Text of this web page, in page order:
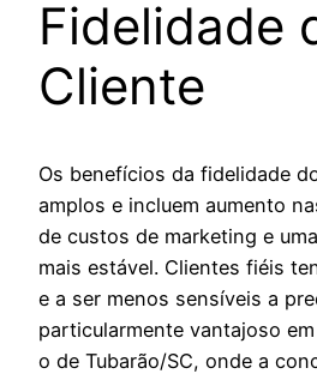
Fidelidade
Cliente
Os benefícios da fidelidade
amplos e incluem aumento
de custos de marketing e
mais estável. Clientes fiéis
e a ser menos sensíveis a
particularmente vantajoso
o de Tubarão/SC, onde a